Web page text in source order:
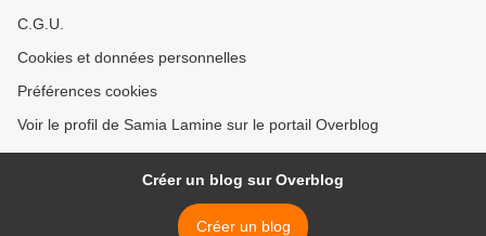
C.G.U.
Cookies et données personnelles
Préférences cookies
Voir le profil de Samia Lamine sur le portail Overblog
Créer un blog sur Overblog
Créer un blog